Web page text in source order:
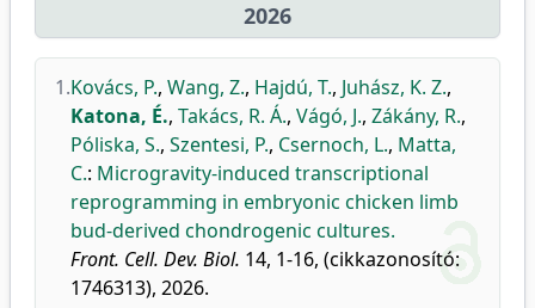
2026
1.Kovács, P., Wang, Z., Hajdú, T., Juhász, K. Z.,
Katona, É., Takács, R. Á., Vágó, J., Zákány, R.,
Póliska, S., Szentesi, P., Csernoch, L., Matta,
C.: Microgravity-induced transcriptional
reprogramming in embryonic chicken limb
bud-derived chondrogenic cultures.
Front. Cell. Dev. Biol. 14, 1-16, (cikkazonosító:
1746313), 2026.